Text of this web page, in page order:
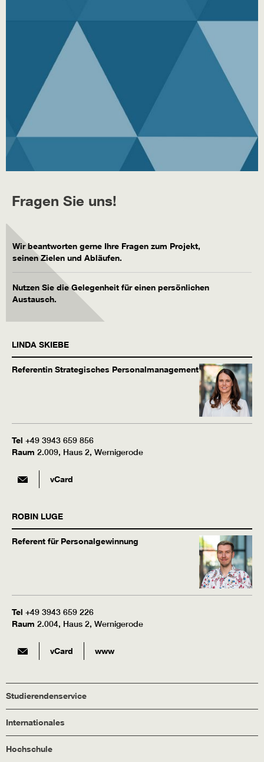
Fragen Sie uns!
Wir beantworten gerne Ihre Fragen zum Projekt,
seinen Zielen und Abläufen.
Nutzen Sie die Gelegenheit für einen persönlichen
Austausch.
LINDA SKIEBE
Referentin Strategisches Personalmanagement
Tel +49 3943 659 856
Raum 2.009, Haus 2, Wernigerode
vCard
ROBIN LUGE
Referent für Personalgewinnung
Tel +49 3943 659 226
Raum 2.004, Haus 2, Wernigerode
vCard www
Studierendenservice
Internationales
Hochschule